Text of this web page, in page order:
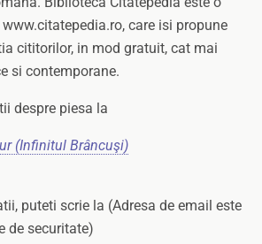
care isi propune
cititorilor, in mod gratuit, cat mai
si contemporane.
despre piesa la
(Infinitul Brâncuşi)
puteti scrie la (Adresa de email este
de securitate)